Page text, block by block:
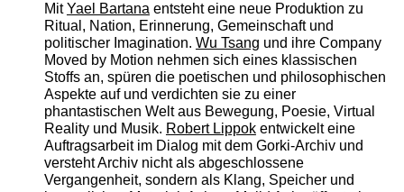
MitYael Bartanaentsteht eine neue Produktion zu
Ritual, Nation, Erinnerung, Gemeinschaft und
politischer Imagination. Wu Tsang und ihre Company
Moved by Motion nehmen sich eines klassischen
Stoffs an, spüren die poetischen und philosophischen
Aspekte auf und verdichten sie zu einer
phantastischen Welt aus Bewegung, Poesie, Virtual
Reality und Musik. Robert Lippokentwickelt eine
Auftragsarbeit im Dialog mit dem Gorki-Archiv und
versteht Archiv nicht als abgeschlossene
Vergangenheit, sondern als Klang, Speicher und